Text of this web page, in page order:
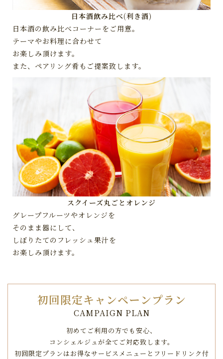
日本酒飲み比べ(利き酒)
日本酒の飲み比べコーナーをご用意。
テーマやお料理に合わせて
お楽しみ頂けます。
また、ペアリング肴もご提案致します。
スクイーズ丸ごとオレンジ
グレープフルーツやオレンジを
そのまま器にして、
しぼりたてのフレッシュ果汁を
お楽しみ頂けます。
初回限定キャンペーンプラン
CAMPAIGN PLAN
初めてご利用の方でも安心、
コンシェルジュが全てご対応致します。
初回限定プランはお得なサービスメニューとフリードリンク付